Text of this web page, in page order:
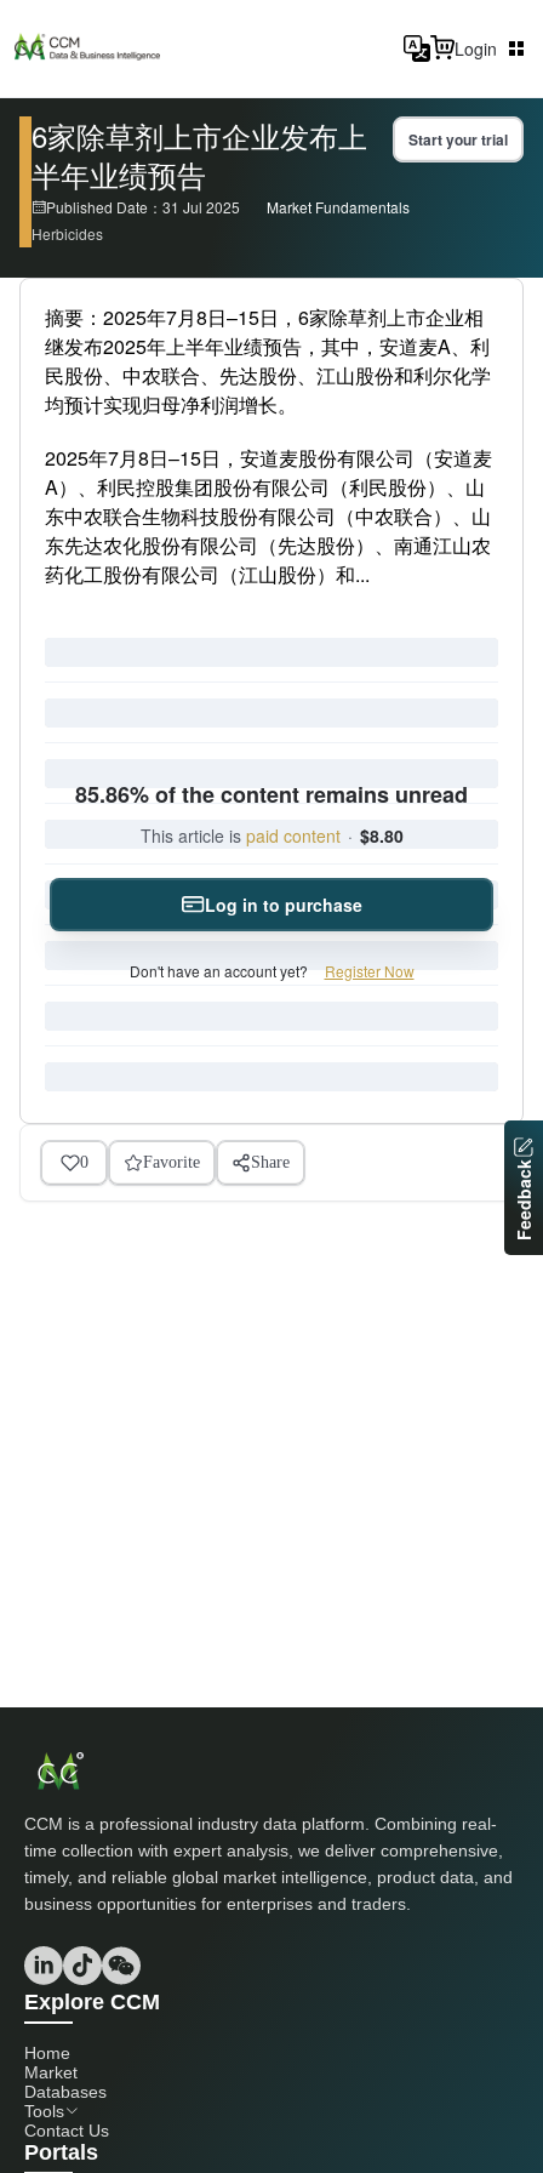
Login
6家除草剂上市企业发布上
半年业绩预告
Start your trial
Published Date：31 Jul 2025
Market Fundamentals
Herbicides
摘要：2025年7月8日–15日，6家除草剂上市企业相
继发布2025年上半年业绩预告，其中，安道麦A、利
民股份、中农联合、先达股份、江山股份和利尔化学
均预计实现归母净利润增长。
2025年7月8日–15日，安道麦股份有限公司（安道麦
A）、利民控股集团股份有限公司（利民股份）、山
东中农联合生物科技股份有限公司（中农联合）、山
东先达农化股份有限公司（先达股份）、南通江山农
药化工股份有限公司（江山股份）和...
85.86% of the content remains unread
This article is paid content · $8.80
Log in to purchase
Don't have an account yet? Register Now
0 Favorite Share
CCM is a professional industry data platform. Combining real-
time collection with expert analysis, we deliver comprehensive,
timely, and reliable global market intelligence, product data, and
business opportunities for enterprises and traders.
Explore CCM
Home
Market
Databases
Tools
Contact Us
Portals
Feedback